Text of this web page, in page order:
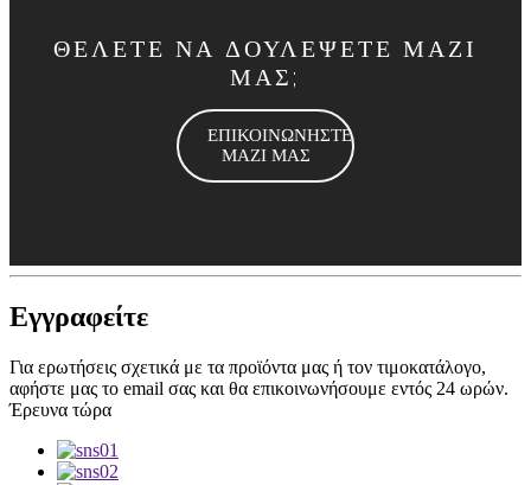
ΘΕΛΕΤΕ ΝΑ ΔΟΥΛΕΨΕΤΕ ΜΑΖΙ
ΜΑΣ;
ΕΠΙΚΟΙΝΩΝΗΣΤΕ
ΜΑΖΙ ΜΑΣ
Εγγραφείτε
Για ερωτήσεις σχετικά με τα προϊόντα μας ή τον τιμοκατάλογο,
αφήστε μας το email σας και θα επικοινωνήσουμε εντός 24 ωρών.
Έρευνα τώρα